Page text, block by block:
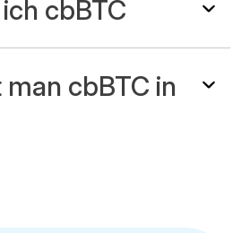
cbBTC
cbBTC in